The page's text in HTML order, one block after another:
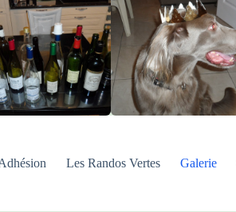
Les Randos Vertes Galerie